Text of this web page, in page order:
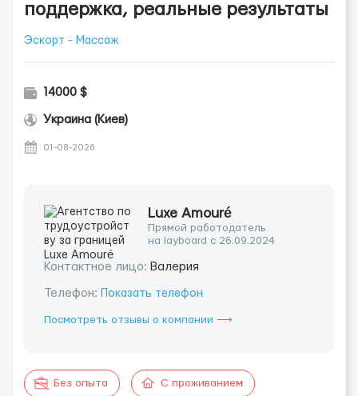
поддержка, реальные результаты
Эскорт - Массаж
14000 $
Украина (Киев)
01-08-2026
Luxe Amouré
Прямой работодатель
на layboard с 26.09.2024
Контактное лицо: Валерия
Телефон: Показать телефон
Посмотреть отзывы о компании ⟶
Без опыта С проживанием